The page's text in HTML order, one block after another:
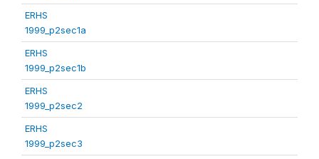
ERHS
1999_p2sec1a
ERHS
1999_p2sec1b
ERHS
1999_p2sec2
ERHS
1999_p2sec3